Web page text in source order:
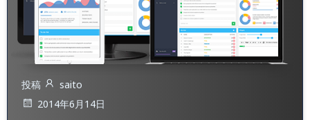
投稿
saito
2014年6月14日